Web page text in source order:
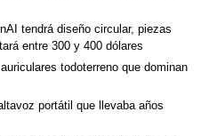
tendrá diseño circular, piezas
entre 300 y 400 dólares
todoterreno que dominan
portátil que llevaba años